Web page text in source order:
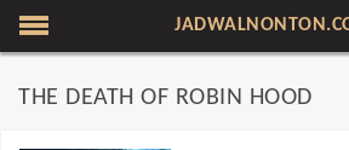
THE DEATH OF ROBIN HOOD